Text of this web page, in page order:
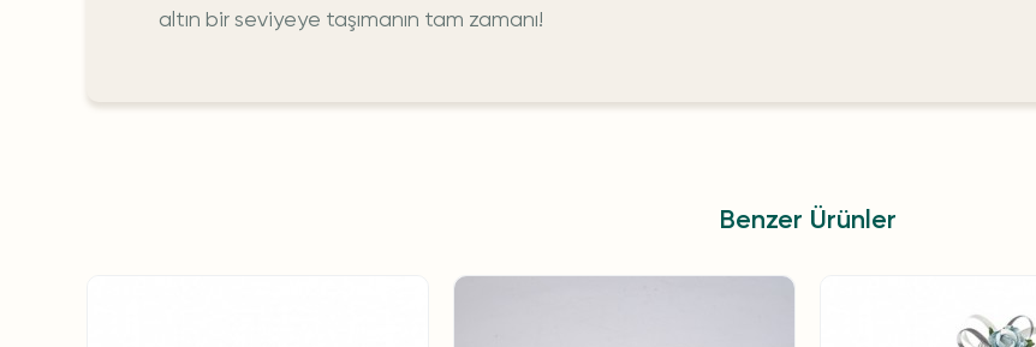
altın bir seviyeye taşımanın tam zamanı!
Benzer Ürünler